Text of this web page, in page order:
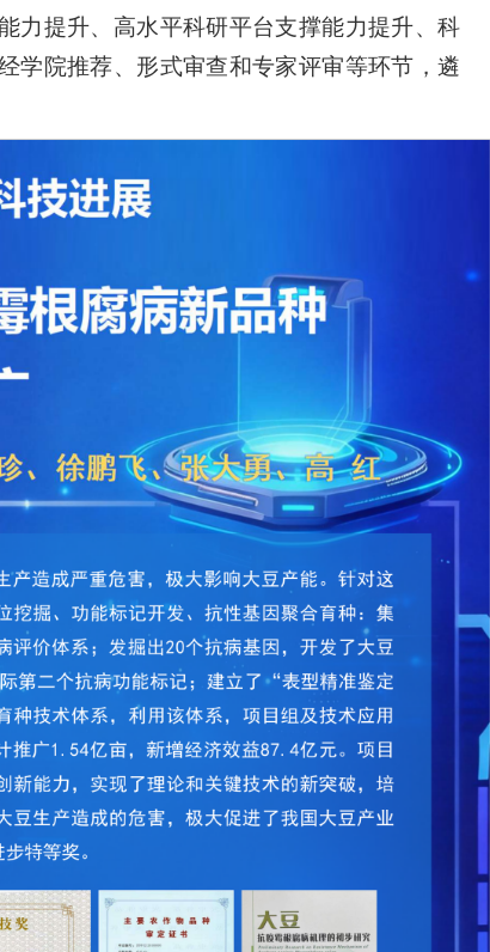
力提升、高水平科研平台支撑能力提升、科
学院推荐、形式审查和专家评审等环节，遴